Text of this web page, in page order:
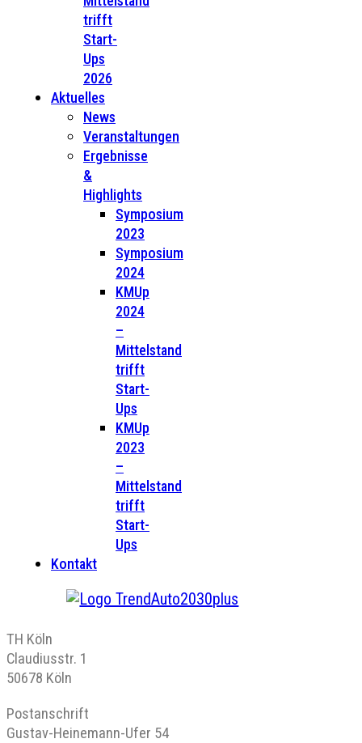
trifft
Start-
Ups
2026
Aktuelles
News
Veranstaltungen
Ergebnisse
&
Highlights
Symposium
2023
Symposium
2024
KMUp
2024
–
Mittelstand
trifft
Start-
Ups
KMUp
2023
–
Mittelstand
trifft
Start-
Ups
Kontakt
TH Köln
Claudiusstr. 1
50678 Köln
Postanschrift
Gustav-Heinemann-Ufer 54